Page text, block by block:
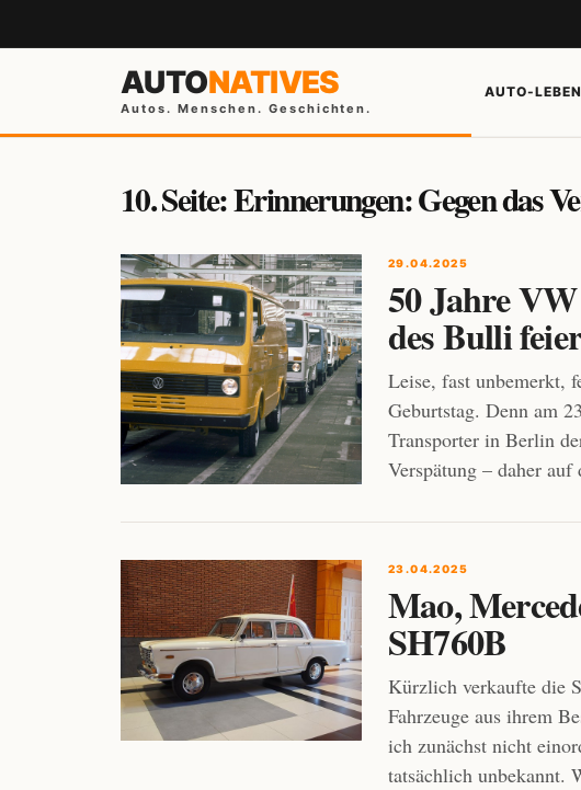
AUTONATIVES
Autos. Menschen. Geschichten.
AUTO-LEBEN
10. Seite: Erinnerungen: Gegen das
29.04.2025
50 Jahre
des Bulli
Leise, fast unbemerkt,
Geburtstag. Denn am
Transporter in Berlin
Verspätung – daher
23.04.2025
Mao,
SH760B
Kürzlich verkaufte die
Fahrzeuge aus ihrem
ich zunächst nicht
tatsächlich unbekannt.